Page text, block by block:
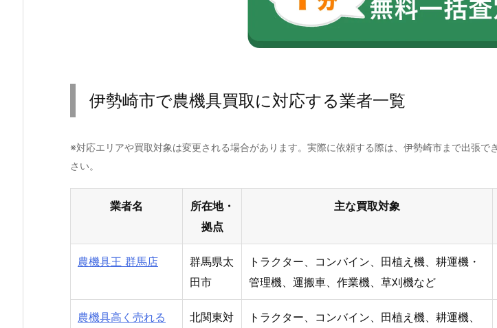
伊勢崎市で農機具買取に対応する業者一覧
※対応エリアや買取対象は変更される場合があります。実際に依頼する際は、伊勢崎市まで出張
さい。
業者名
所在地・
拠点
主な買取対象
農機具王 群馬店
群馬県太
田市
トラクター、コンバイン、田植え機、耕運機・
管理機、運搬車、作業機、草刈機など
農機具高く売れる
北関東対
トラクター、コンバイン、田植え機、耕運機、